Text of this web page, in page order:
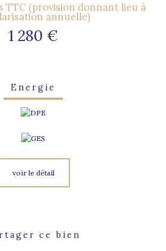
TTC (provision donnant lieu à
annuelle)
1 280 €
Energie
voir le détail
ce bien